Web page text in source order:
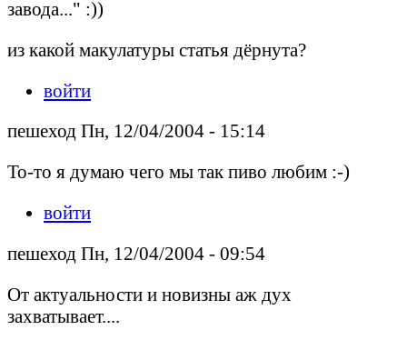
завода..." :))
из какой макулатуры статья дёрнута?
войти
пешеход Пн, 12/04/2004 - 15:14
То-то я думаю чего мы так пиво любим :-)
войти
пешеход Пн, 12/04/2004 - 09:54
От актуальности и новизны аж дух
захватывает....